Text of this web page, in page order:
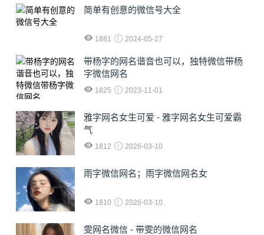
简单有创意的微信号大全
1881 2024-05-27
​带杨字的网名谐音也可以，独特微信带杨
字微信网名
1825 2023-11-01
雅字网名女生可爱 - 雅字网名女生可爱霸
气
1812 2026-03-10
雨字微信网名；雨字微信网名女
1810 2026-03-10
雯网名微信 - 带雯的微信网名